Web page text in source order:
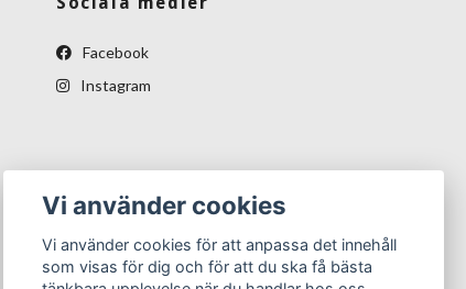
Facebook
Instagram
Vi använder cookies
Vi använder cookies för att anpassa det innehåll
som visas för dig och för att du ska få bästa